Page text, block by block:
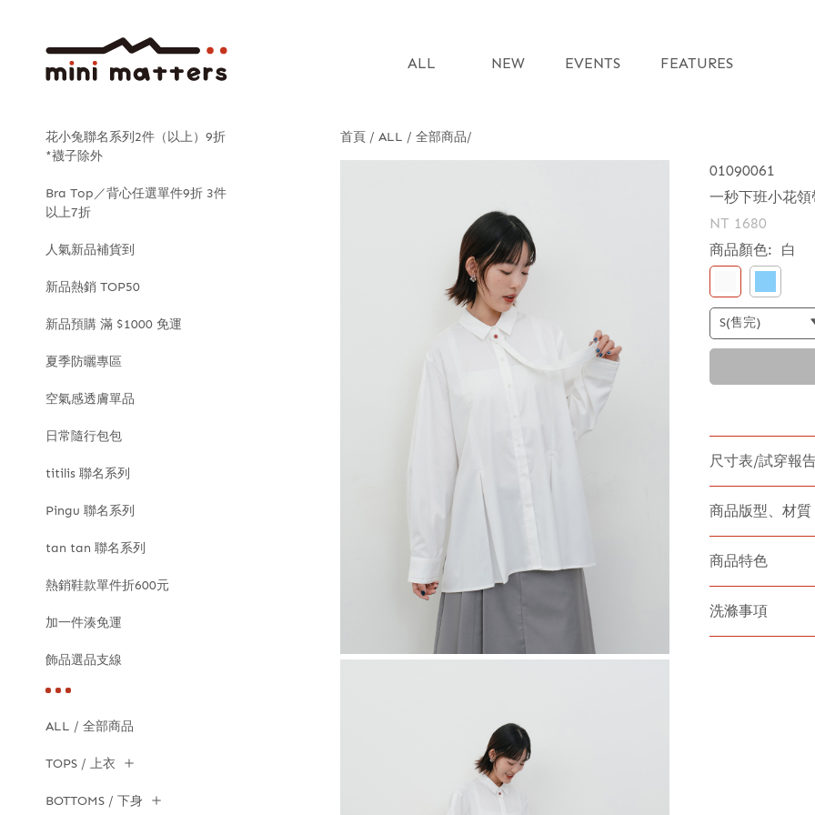
ALL NEW EVENTS FEATURES
花小兔聯名系列2件（以上）9折
*襪子除外
Bra Top／背心任選單件9折 3件
以上7折
人氣新品補貨到
新品熱銷 TOP50
新品預購 滿 $1000 免運
夏季防曬專區
空氣感透膚單品
日常隨行包包
titilis 聯名系列
Pingu 聯名系列
tan tan 聯名系列
熱銷鞋款單件折600元
加一件湊免運
飾品選品支線
ALL / 全部商品
TOPS / 上衣
BOTTOMS / 下身
首頁 ALL / 全部商品
01090061
一秒下班小花
NT 1680
商品顏色:
白
尺寸表/試穿報
商品版型、材質
商品特色
洗滌事項